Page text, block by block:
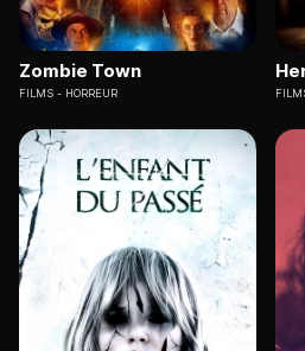
Zombie Town
FILMS HORREUR